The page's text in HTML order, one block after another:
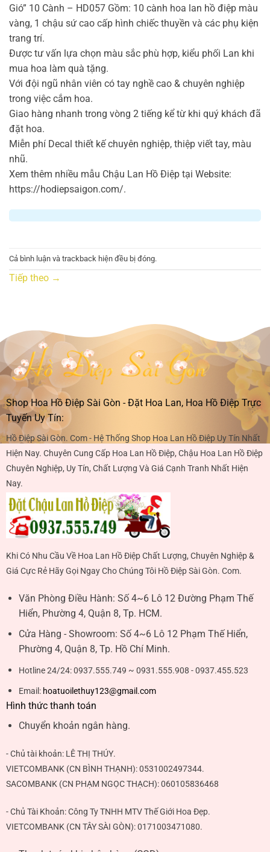
Gió” 10 Cành – HD057 Gồm: 10 cành hoa lan hồ điệp màu
vàng, 1 chậu sứ cao cấp hình chiếc thuyền và các phụ kiện
trang trí.
Được tư vấn lựa chọn màu sắc phù hợp, kiểu phối Lan khi
mua hoa làm quà tặng.
Với đội ngũ nhân viên có tay nghề cao & chuyên nghiệp
trong việc cắm hoa.
Giao hàng nhanh trong vòng 2 tiếng kể từ khi quý khách đã
đặt hoa.
Miễn phí Decal thiết kế chuyên nghiệp, thiệp viết tay, màu
nhũ.
Xem thêm nhiều mẫu Chậu Lan Hồ Điệp tại Website:
https://hodiepsaigon.com/.
Cả bình luận và trackback hiện đều bị đóng.
Tiếp theo →
Shop Hoa Hồ Điệp Sài Gòn - Đặt Hoa Lan, Hoa Hồ Điệp Trực
Tuyến Uy Tín:
Hồ Điệp Sài Gòn. Com - Hệ Thống Shop Hoa Lan Hồ Điệp Uy Tín Nhất
Hiện Nay. Chuyên Cung Cấp Hoa Lan Hồ Điệp, Chậu Hoa Lan Hồ Điệp
Chuyên Nghiệp, Uy Tín, Chất Lượng Và Giá Cạnh Tranh Nhất Hiện
Nay.
Khi Có Nhu Cầu Về Hoa Lan Hồ Điệp Chất Lượng, Chuyên Nghiệp &
Giá Cực Rẻ Hãy Gọi Ngay Cho Chúng Tôi Hồ Điệp Sài Gòn. Com.
Văn Phòng Điều Hành: Số 4~6 Lô 12 Đường Phạm Thế
Hiển, Phường 4, Quận 8, Tp. HCM.
Cửa Hàng - Showroom: Số 4~6 Lô 12 Phạm Thế Hiển,
Phường 4, Quận 8, Tp. Hồ Chí Minh.
Hotline 24/24:0937.555.749 ~ 0931.555.908 - 0937.455.523
Email: hoatuoilethuy123@gmail.com
Hình thức thanh toán
Chuyển khoản ngân hàng.
- Chủ tài khoản: LÊ THỊ THÚY.
VIETCOMBANK (CN BÌNH THẠNH):0531002497344.
SACOMBANK (CN PHẠM NGỌC THẠCH):060105836468
- Chủ Tài Khoản: Công Ty TNHH MTV Thế Giới Hoa Đẹp.
VIETCOMBANK (CN TÂY SÀI GÒN):0171003471080.